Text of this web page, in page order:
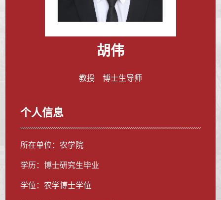
胡伟
教授 博士生导师
个人信息
所在单位：农学院
学历：博士研究生毕业
学位：农学博士学位